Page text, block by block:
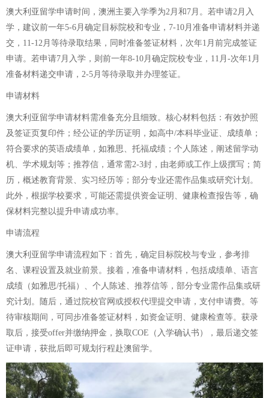
澳大利亚留学申请时间，澳洲主要入学季为2月和7月。若申请2月入
学，建议前一年5-6月确定目标院校和专业，7-10月准备申请材料并递
交，11-12月等待录取结果，同时准备签证材料，次年1月前完成签证
申请。若申请7月入学，则前一年8-10月确定院校专业，11月-次年1月
准备材料递交申请，2-5月等待录取并办理签证。
申请材料
澳大利亚留学申请材料需准备充分且细致。核心材料包括：有效护照
及签证页复印件；经公证的学历证明，如高中/本科毕业证、成绩单；
符合要求的英语成绩单，如雅思、托福成绩；个人陈述，阐述留学动
机、学术规划等；推荐信，通常需2-3封，由老师或工作上级撰写；简
历，概述教育背景、实习经历等；部分专业还需作品集或研究计划。
此外，根据学校要求，可能还需提供资金证明、健康检查报告等，确
保材料完整以提升申请成功率。
申请流程
澳大利亚留学申请流程如下：首先，确定目标院校与专业，参考排
名、课程设置及就业前景。接着，准备申请材料，包括成绩单、语言
成绩（如雅思/托福）、个人陈述、推荐信等，部分专业需作品集或研
究计划。随后，通过院校官网或授权代理提交申请，支付申请费。等
待审核期间，可同步准备签证材料，如资金证明、健康检查等。获录
取后，接受offer并缴纳押金，换取COE（入学确认书），最后递交签
证申请，获批后即可规划行程赴澳留学。